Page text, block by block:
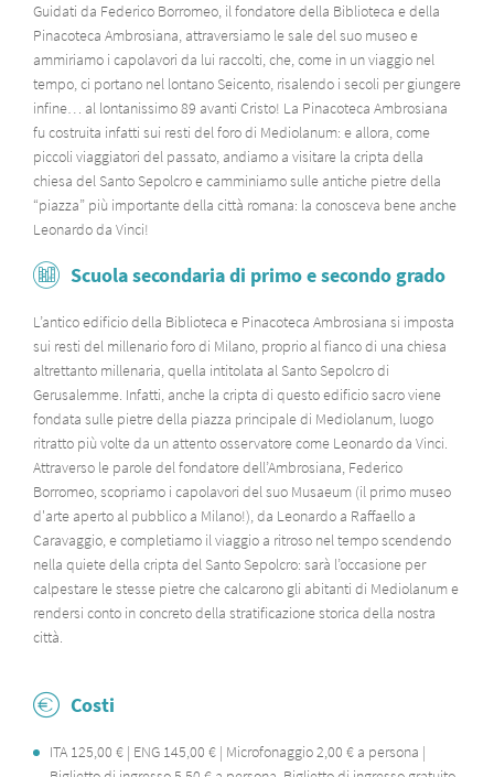
Guidati da Federico Borromeo, il fondatore della Biblioteca e della
Pinacoteca Ambrosiana, attraversiamo le sale del suo museo e
ammiriamo i capolavori da lui raccolti, che, come in un viaggio nel
tempo, ci portano nel lontano Seicento, risalendo i secoli per giungere
infine… al lontanissimo 89 avanti Cristo! La Pinacoteca Ambrosiana
fu costruita infatti sui resti del foro di Mediolanum: e allora, come
piccoli viaggiatori del passato, andiamo a visitare la cripta della
chiesa del Santo Sepolcro e camminiamo sulle antiche pietre della
“piazza” più importante della città romana: la conosceva bene anche
Leonardo da Vinci!
Scuola secondaria di primo e secondo grado
L’antico edificio della Biblioteca e Pinacoteca Ambrosiana si imposta
sui resti del millenario foro di Milano, proprio al fianco di una chiesa
altrettanto millenaria, quella intitolata al Santo Sepolcro di
Gerusalemme. Infatti, anche la cripta di questo edificio sacro viene
fondata sulle pietre della piazza principale di Mediolanum, luogo
ritratto più volte da un attento osservatore come Leonardo da Vinci.
Attraverso le parole del fondatore dell’Ambrosiana, Federico
Borromeo, scopriamo i capolavori del suo Musaeum (il primo museo
d'arte aperto al pubblico a Milano!), da Leonardo a Raffaello a
Caravaggio, e completiamo il viaggio a ritroso nel tempo scendendo
nella quiete della cripta del Santo Sepolcro: sarà l’occasione per
calpestare le stesse pietre che calcarono gli abitanti di Mediolanum e
rendersi conto in concreto della stratificazione storica della nostra
città.
Costi
ITA 125,00 € | ENG 145,00 € | Microfonaggio 2,00 € a persona |